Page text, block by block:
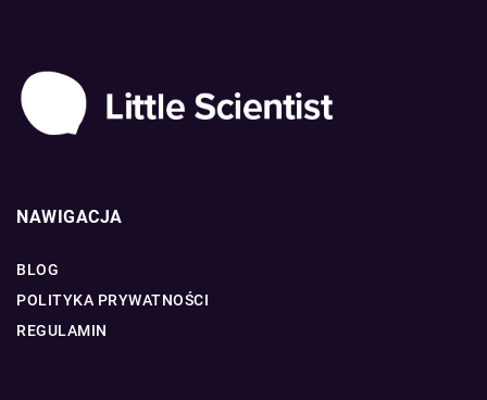
NAWIGACJA
BLOG
POLITYKA PRYWATNOŚCI
REGULAMIN